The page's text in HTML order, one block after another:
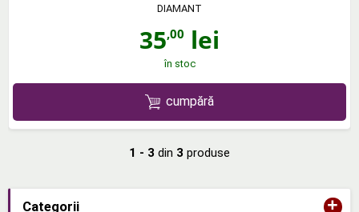
Categorii +
DIAMANT
35,00 lei
în stoc
cumpără
1 - 3 din 3 produse